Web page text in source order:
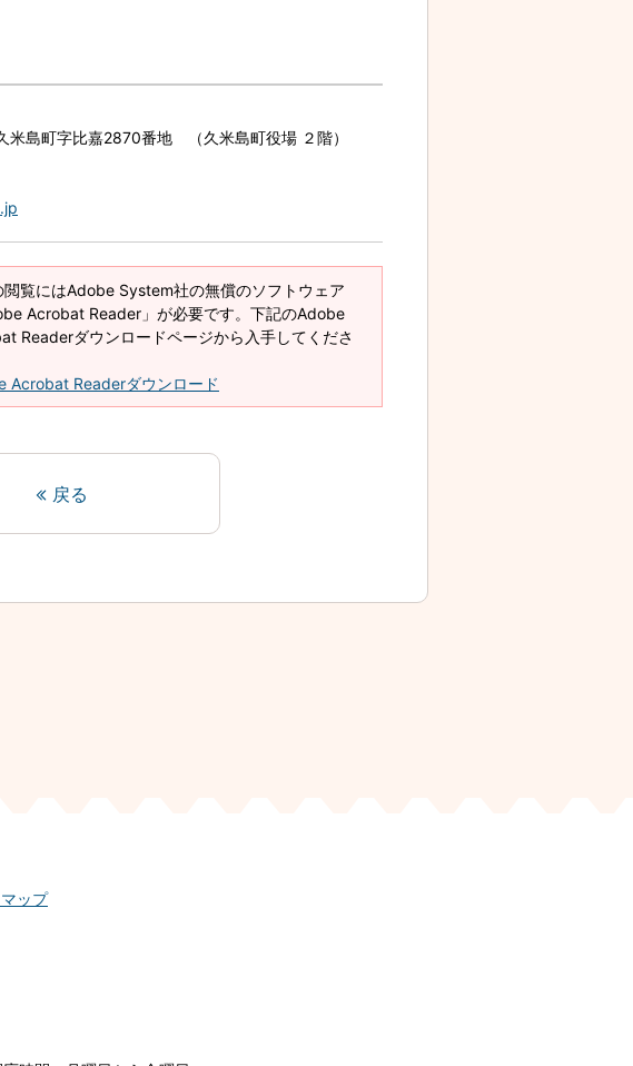
島町字比嘉2870番地 （久米島町役場 ２階）
閲覧にはAdobe System社の無償のソフトウェア
Acrobat Reader」が必要です。下記のAdobe
Readerダウンロードページから入手してくださ
Acrobat Readerダウンロード
戻る
ップ